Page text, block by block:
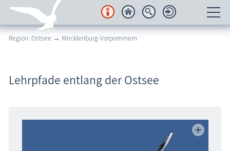
Unterkünfte
Karten
Region: Ostsee → Mecklenburg-Vorpommern
Lehrpfade entlang der Ostsee